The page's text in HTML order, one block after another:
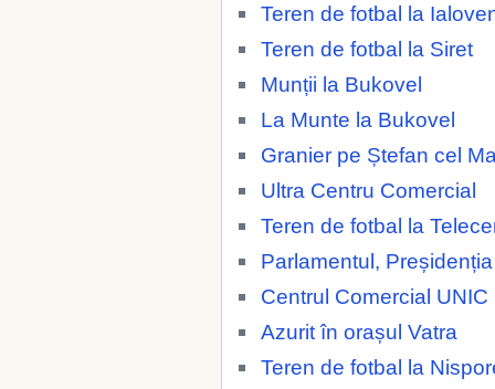
Teren de fotbal la
Teren de fotbal la Siret
Munții la Bukovel
La Munte la Bukovel
Granier pe Ștefan cel
Ultra Centru Comercial
Teren de fotbal la
Parlamentul, Preșidenția
Centrul Comercial UNIC
Azurit în orașul Vatra
Teren de fotbal la